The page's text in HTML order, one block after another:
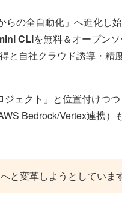
の全自動化」へ進化し始
CLIを無料＆オープン
と自社クラウド誘導・精
ジェクト」と位置付けつ
Bedrock/Vertex連携）
と変革しようとしています